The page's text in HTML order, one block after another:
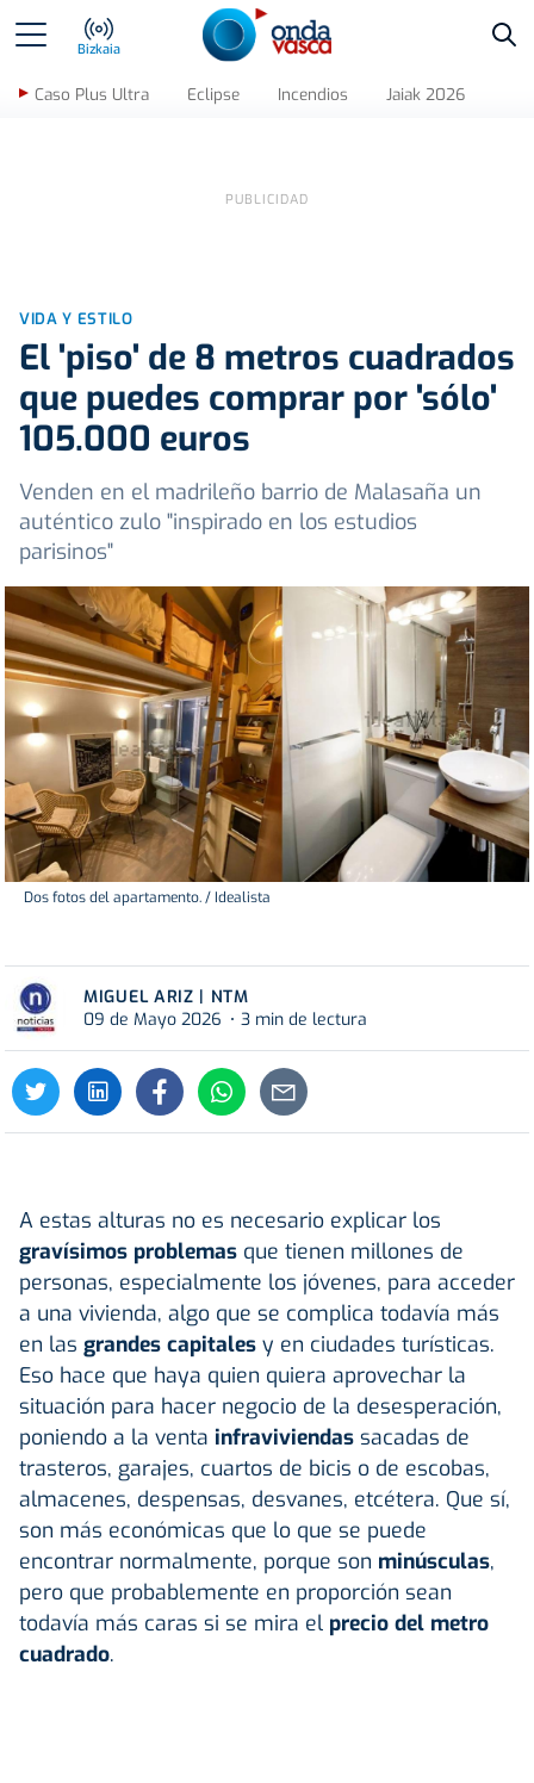
Bizkaia
Caso Plus Ultra Eclipse Incendios Jaiak 2026
VIDA Y ESTILO
El 'piso' de 8 metros cuadrados
que puedes comprar por 'sólo'
105.000 euros
Venden en el madrileño barrio de Malasaña un
auténtico zulo "inspirado en los estudios
parisinos"
Dos fotos del apartamento. / Idealista
MIGUEL ARIZ | NTM
09 de Mayo 2026
3 min de lectura
A estas alturas no es necesario explicar los
gravísimos problemas que tienen millones de
personas, especialmente los jóvenes, para acceder
a una vivienda, algo que se complica todavía más
en las grandes capitales y en ciudades turísticas.
Eso hace que haya quien quiera aprovechar la
situación para hacer negocio de la desesperación,
poniendo a la venta infraviviendas sacadas de
trasteros, garajes, cuartos de bicis o de escobas,
almacenes, despensas, desvanes, etcétera. Que sí,
son más económicas que lo que se puede
encontrar normalmente, porque son minúsculas,
pero que probablemente en proporción sean
todavía más caras si se mira el precio del metro
cuadrado.